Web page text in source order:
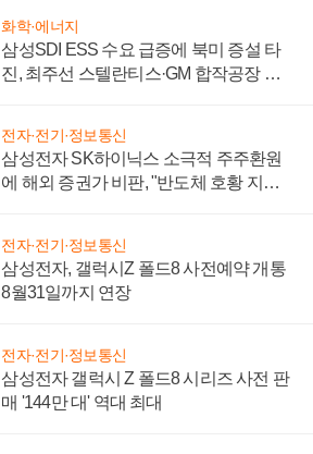
화학·에너지
삼성SDI ESS 수요 급증에 북미 증설 타
진, 최주선 스텔란티스·GM 합작공장 건
전자·전기·정보통신
삼성전자 SK하이닉스 소극적 주주환원
에 해외 증권가 비판, "반도체 호황 지속
전자·전기·정보통신
삼성전자, 갤럭시Z 폴드8 사전예약 개통
8월31일까지 연장
전자·전기·정보통신
삼성전자 갤럭시 Z 폴드8 시리즈 사전 판
매 '144만 대' 역대 최대